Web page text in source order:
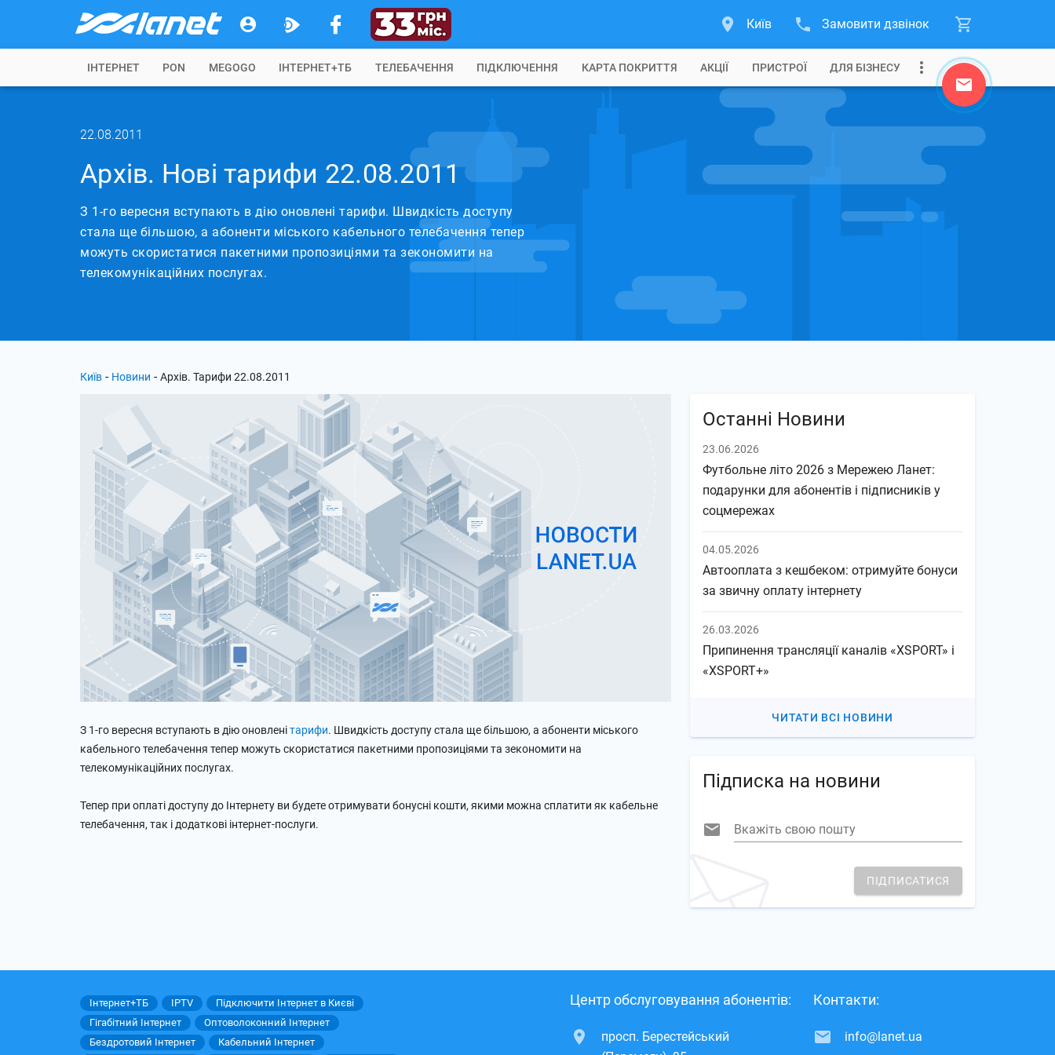
Київ Замовити дзвінок
IНТЕРНЕТ PON MEGOGO ІНТЕРНЕТ+ТБ ТЕЛЕБАЧЕННЯ ПІДКЛЮЧЕННЯ КАРТА ПОКРИТТЯ АКЦІЇ ПРИСТРОЇ ДЛЯ БІЗНЕСУ
22.08.2011
Архів. Нові тарифи 22.08.2011
З 1-го вересня вступають в дію оновлені тарифи. Швидкість доступу
стала ще більшою, а абоненти міського кабельного телебачення тепер
можуть скористатися пакетними пропозиціями та зекономити на
телекомунікаційних послугах.
Київ - Новини - Архів. Тарифи 22.08.2011
З 1-го вересня вступають в дію оновленітарифи. Швидкість доступу стала ще більшою, а абоненти міського
кабельного телебачення тепер можуть скористатися пакетними пропозиціями та зекономити на
телекомунікаційних послугах.
Тепер при оплаті доступу до Інтернету ви будете отримувати бонусні кошти, якими можна сплатити як кабельне
телебачення, так і додаткові інтернет-послуги.
Останні Новини
23.06.2026
Футбольне літо 2026 з Мережею Ланет:
подарунки для абонентів і підписників у
соцмережах
04.05.2026
Автооплата з кешбеком: отримуйте бонуси
за звичну оплату інтернету
26.03.2026
Припинення трансляції каналів «XSPORT» і
«XSPORT+»
ЧИТАТИ ВСІ НОВИНИ
Підписка на новини
Вкажіть свою пошту
ПІДПИСАТИСЯ
Центр обслуговування абонентів:
просп. Берестейський
Контакти:
info@lanet.ua
Інтернет+ТБ IPTV
Підключити Інтернет в Києві
Гігабітний Інтернет
Оптоволоконний Інтернет
Бездротовий Інтернет
Кабельний Інтернет